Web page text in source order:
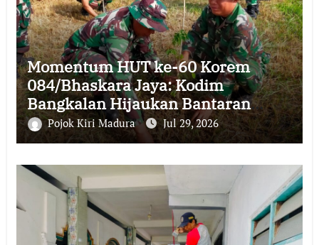
Momentum HUT ke-60 Korem
084/Bhaskara Jaya: Kodim
Bangkalan Hijaukan Bantaran
Sungai Bancaran
Pojok Kiri Madura Jul 29, 2026